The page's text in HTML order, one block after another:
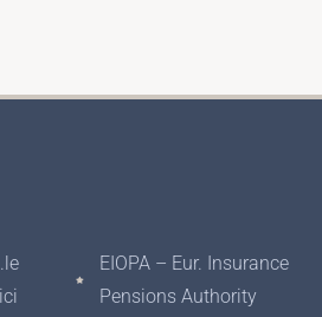
EIOPA – Eur. Insurance
Pensions Authority